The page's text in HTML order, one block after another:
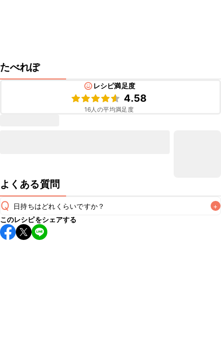
たべれぽ
レシピ満足度
4.58
16人の平均満足度
よくある質問
Q 日持ちはどれくらいですか？ +
保存期間は冷蔵で翌日中が目安です。なるべくお早めにお召
し上がりください。
このレシピをシェアする